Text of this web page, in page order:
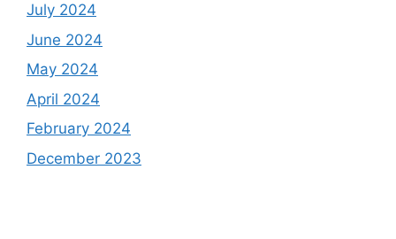
July 2024
June 2024
May 2024
April 2024
February 2024
December 2023